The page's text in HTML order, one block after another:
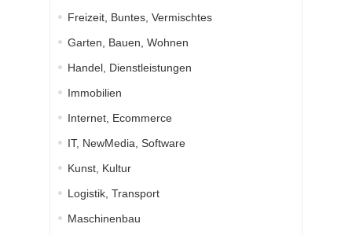
Freizeit, Buntes, Vermischtes
Garten, Bauen, Wohnen
Handel, Dienstleistungen
Immobilien
Internet, Ecommerce
IT, NewMedia, Software
Kunst, Kultur
Logistik, Transport
Maschinenbau